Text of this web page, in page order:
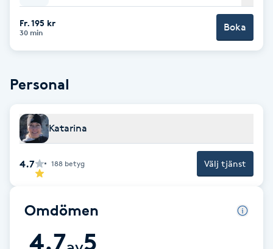
BIAB
Bottenfärg
Brynformning
Brynfärgning
Brynplockning
Fr. 195 kr
30 min Boka
Personal
Katarina
4.7 188 betyg Välj tjänst
Omdömen
4.7 5